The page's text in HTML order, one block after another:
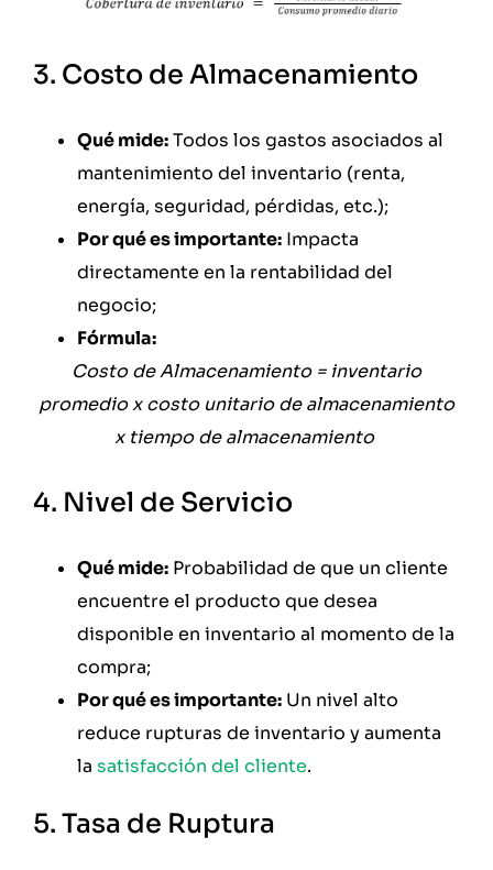
3. Costo de Almacenamiento
Qué mide:Todos los gastos asociados al
mantenimiento del inventario (renta,
energía, seguridad, pérdidas, etc.);
Por qué es importante: Impacta
directamente en la rentabilidad del
negocio;
Fórmula:
Costo de Almacenamiento = inventario
promedio x costo unitario de almacenamiento
x tiempo de almacenamiento
4. Nivel de Servicio
Qué mide: Probabilidad de que un cliente
encuentre el producto que desea
disponible en inventario al momento de la
compra;
Por qué es importante: Un nivel alto
reduce rupturas de inventario y aumenta
la satisfacción del cliente.
5. Tasa de Ruptura